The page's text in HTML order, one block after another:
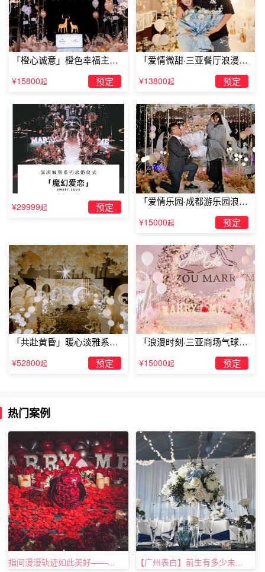
「橙心诚意」橙色幸福主题
露台求婚
¥15800起 预定
「爱情微甜·三亚餐厅浪漫求
婚」
¥13800起 预定
¥29999起 预定
「爱情乐园·成都游乐园浪漫
¥15000起 预定
「共赴黄昏」暖心淡雅系求
婚仪式
¥52800起 预定
「浪漫时刻·三亚商场气球雨
惊喜求婚」
¥15000起 预定
热门案例
指间漫漫轨迹如此美好——... 【广州表白】前生有多少未...